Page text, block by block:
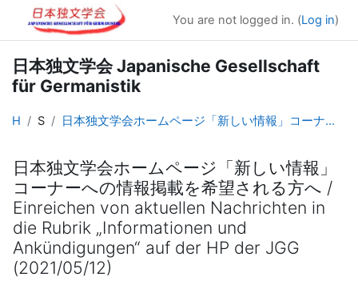
Skip to main content
You are not logged in. (Log in)
日本独文学会 Japanische Gesellschaft
für Germanistik
Home Site pages 日本独文学会ホームページ「新しい情報」コーナーへの情報掲載を希望される方へ / Einreichen von aktuellen Nachrichten in die Rubrik „Informationen und Ankündigungen“ auf der HP der JGG (2021/05/12)
日本独文学会ホームページ「新しい情報」
コーナーへの情報掲載を希望される方へ /
Einreichen von aktuellen Nachrichten in
die Rubrik „Informationen und
Ankündigungen“ auf der HP der JGG
(2021/05/12)